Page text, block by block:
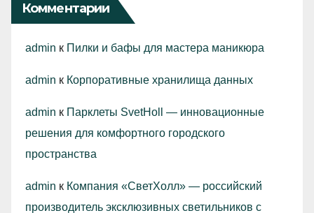
Комментарии
admin к Пилки и бафы для мастера маникюра
admin к Корпоративные хранилища данных
admin к Парклеты SvetHoll — инновационные
решения для комфортного городского
пространства
admin к Компания «СветХолл» — российский
производитель эксклюзивных светильников с